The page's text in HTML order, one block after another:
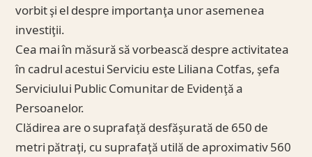
vorbit şi el despre importanţa unor asemenea
investiţii.
Cea mai în măsură să vorbească despre activitatea
în cadrul acestui Serviciu este Liliana Cotfas, şefa
Serviciului Public Comunitar de Evidenţă a
Persoanelor.
Clădirea are o suprafaţă desfăşurată de 650 de
metri pătraţi, cu suprafaţă utilă de aproximativ 560